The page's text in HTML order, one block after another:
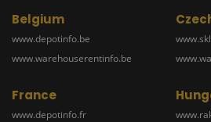
Belgium
www.depotinfo.be
www.warehouserentinfo.be
France
www.depotinfo.fr